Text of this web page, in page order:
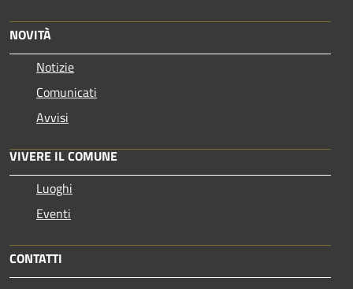
NOVITÀ
Notizie
Comunicati
Avvisi
VIVERE IL COMUNE
Luoghi
Eventi
CONTATTI